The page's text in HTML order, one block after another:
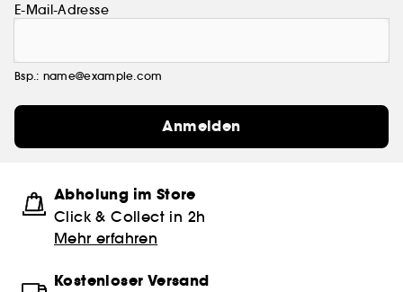
E-Mail-Adresse
Bsp.: name@example.com
Anmelden
Abholung im Store
Click & Collect in 2h
Mehr erfahren
Kostenloser Versand